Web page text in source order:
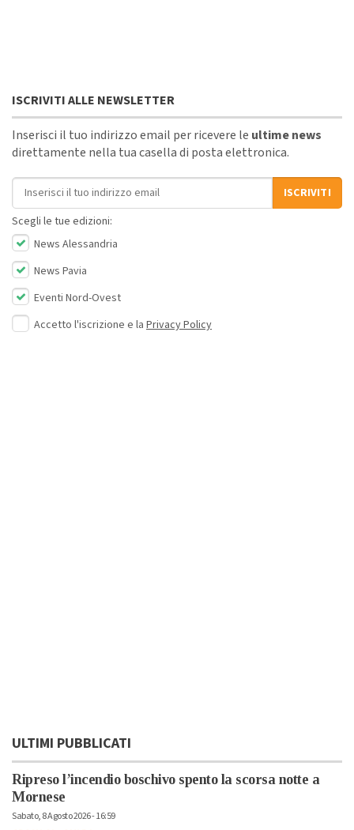
ISCRIVITI ALLE NEWSLETTER
Inserisci il tuo indirizzo email per ricevere le ultime news
direttamente nella tua casella di posta elettronica.
Indirizzo email
ISCRIVITI
Scegli le tue edizioni:
News Alessandria
News Pavia
Eventi Nord-Ovest
Accetto l'iscrizione e la Privacy Policy
ULTIMI PUBBLICATI
Ripreso l’incendio boschivo spento la scorsa notte a
Mornese
Sabato, 8 Agosto 2026 - 16:59